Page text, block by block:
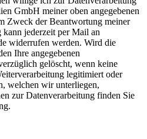
GmbH meiner oben angegebenen
Zweck der Beantwortung meiner
jederzeit per Mail an
widerrufen werden. Wird die
Ihre angegebenen
gelöscht, wenn keine
legitimiert oder
welchen wir unterliegen,
zur Datenverarbeitung finden Sie